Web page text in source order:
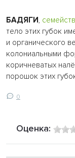
БАДЯГИ,
тело этих губок
и органического
колониальными
коричневатых
порошок этих
0
Оценка: